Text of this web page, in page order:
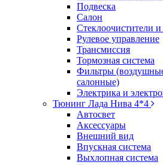
Подвеска
Салон
Стеклоочистители
Рулевое управление
Трансмиссия
Тормозная система
Фильтры
салонные)
Электрика и
Тюнинг Лада Нива 4*4
Автосвет
Аксессуары
Внешний вид
Впускная система
Выхлопная система